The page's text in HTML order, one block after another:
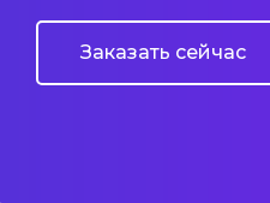
Заказать сейчас